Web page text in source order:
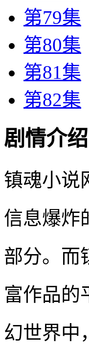
第79集
第80集
第81集
第82集
剧情介绍
镇魂小说
信息爆炸
部分。而
富作品的
幻世界中